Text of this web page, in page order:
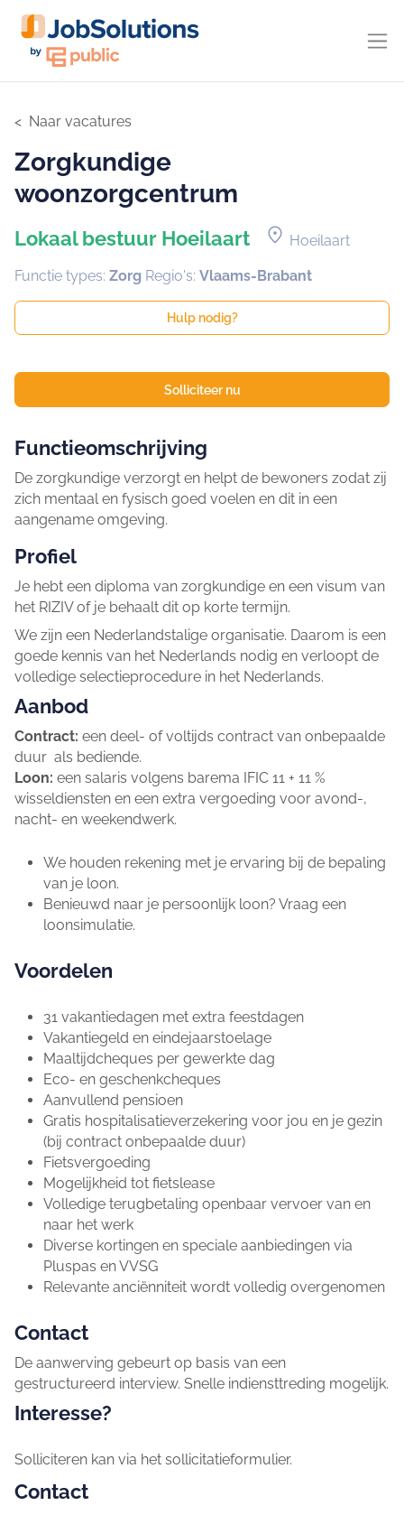
Naar vacatures
Zorgkundige
woonzorgcentrum
Lokaal bestuur Hoeilaart location_on Hoeilaart
Functie types: Zorg Regio's: Vlaams-Brabant
Hulp nodig?
Solliciteer nu
Functieomschrijving
De zorgkundige verzorgt en helpt de bewoners zodat zij
zich mentaal en fysisch goed voelen en dit in een
aangename omgeving.
Profiel
Je hebt een diploma van zorgkundige en een visum van
het RIZIV of je behaalt dit op korte termijn.
We zijn een Nederlandstalige organisatie. Daarom is een
goede kennis van het Nederlands nodig en verloopt de
volledige selectieprocedure in het Nederlands.
Aanbod
Contract: een deel- of voltijds contract van onbepaalde
duur als bediende.
Loon: een salaris volgens barema IFIC 11 + 11 %
wisseldiensten en een extra vergoeding voor avond-,
nacht- en weekendwerk.
We houden rekening met je ervaring bij de bepaling
van je loon.
Benieuwd naar je persoonlijk loon? Vraag een
loonsimulatie.
Voordelen
31 vakantiedagen met extra feestdagen
Vakantiegeld en eindejaarstoelage
Maaltijdcheques per gewerkte dag
Eco- en geschenkcheques
Aanvullend pensioen
Gratis hospitalisatieverzekering voor jou en je gezin
(bij contract onbepaalde duur)
Fietsvergoeding
Mogelijkheid tot fietslease
Volledige terugbetaling openbaar vervoer van en
naar het werk
Diverse kortingen en speciale aanbiedingen via
Pluspas en VVSG
Relevante anciënniteit wordt volledig overgenomen
Contact
De aanwerving gebeurt op basis van een
gestructureerd interview. Snelle indiensttreding mogelijk.
Interesse?
Solliciteren kan via het sollicitatieformulier.
Contact